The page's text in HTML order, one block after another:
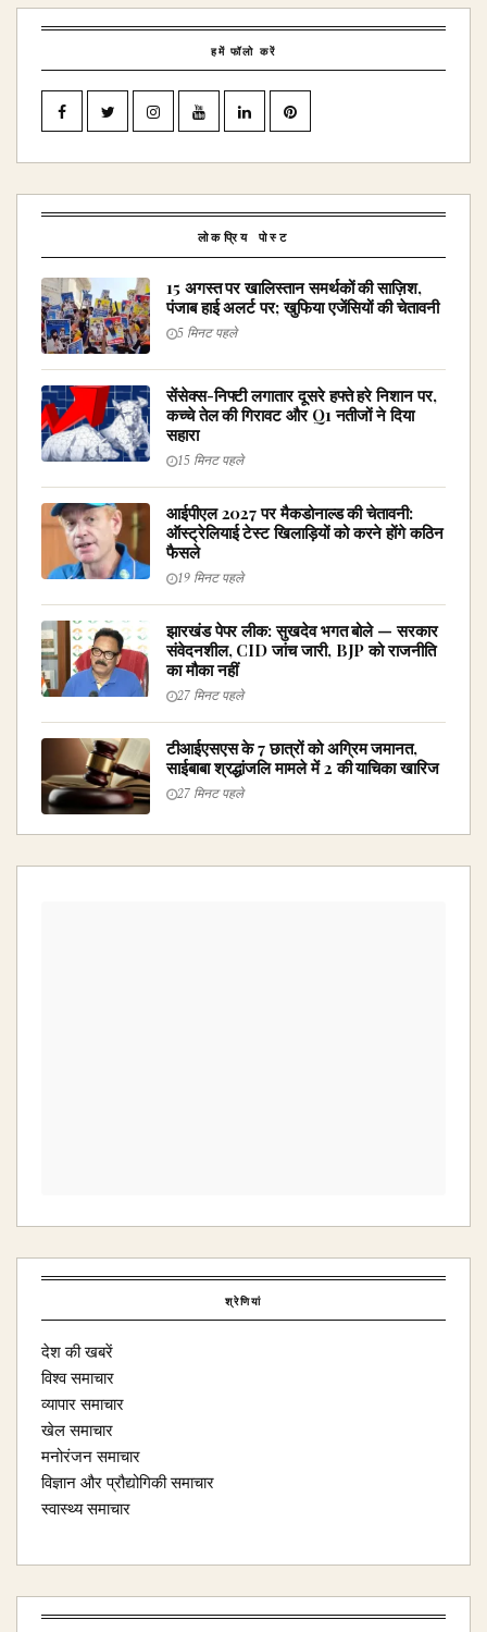
हमें फॉलो करें
लोकप्रिय पोस्ट
15 अगस्त पर खालिस्तान समर्थकों की साज़िश,
पंजाब हाई अलर्ट पर; खुफिया एजेंसियों की चेतावनी
5 मिनट पहले
सेंसेक्स-निफ्टी लगातार दूसरे हफ्ते हरे निशान पर,
कच्चे तेल की गिरावट और Q1 नतीजों ने दिया
सहारा
15 मिनट पहले
आईपीएल 2027 पर मैकडोनाल्ड की चेतावनी:
ऑस्ट्रेलियाई टेस्ट खिलाड़ियों को करने होंगे कठिन
फैसले
19 मिनट पहले
झारखंड पेपर लीक: सुखदेव भगत बोले — सरकार
संवेदनशील, CID जांच जारी, BJP को राजनीति
का मौका नहीं
27 मिनट पहले
टीआईएसएस के 7 छात्रों को अग्रिम जमानत,
साईबाबा श्रद्धांजलि मामले में 2 की याचिका खारिज
27 मिनट पहले
श्रेणियां
देश की खबरें
विश्व समाचार
व्यापार समाचार
खेल समाचार
मनोरंजन समाचार
विज्ञान और प्रौद्योगिकी समाचार
स्वास्थ्य समाचार